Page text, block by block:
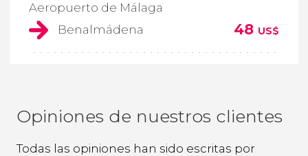
Aeropuerto de Málaga
Benalmádena
48 US$
Opiniones de nuestros clientes
Todas las opiniones han sido escritas por